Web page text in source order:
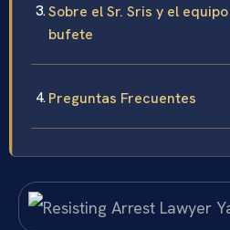
Sobre el Sr. Sris y el
bufete
Preguntas Frecuentes